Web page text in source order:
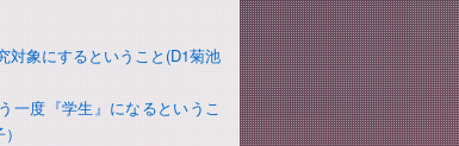
対象にするということ(D1菊池
一度『学生』になるというこ